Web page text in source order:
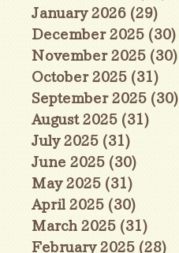
January 2026 (29)
December 2025 (30)
November 2025 (30)
October 2025 (31)
September 2025 (30)
August 2025 (31)
July 2025 (31)
June 2025 (30)
May 2025 (31)
April 2025 (30)
March 2025 (31)
February 2025 (28)